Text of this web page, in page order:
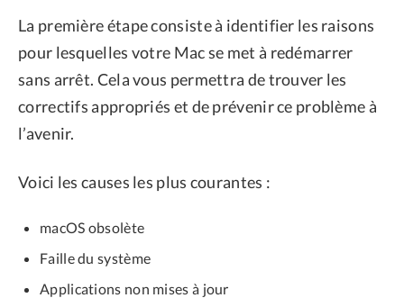
La première étape consiste à identifier les raisons
pour lesquelles votre Mac se met à redémarrer
sans arrêt. Cela vous permettra de trouver les
correctifs appropriés et de prévenir ce problème à
l’avenir.
Voici les causes les plus courantes :
macOS obsolète
Faille du système
Applications non mises à jour